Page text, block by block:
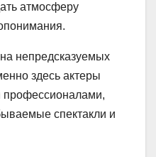
атмосферу
непредсказуемых
здесь актеры
профессионалами,
спектакли и